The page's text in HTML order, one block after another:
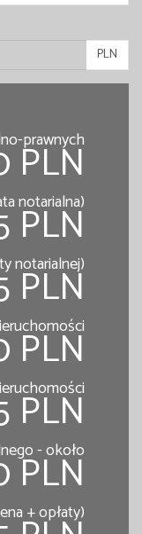
PLN
prawnych
PLN
notarialna)
PLN
notarialnej)
PLN
PLN
PLN
- około
PLN
+ opłaty)